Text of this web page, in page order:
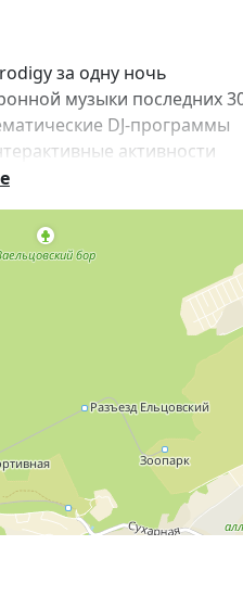
за одну ночь
музыки последних
DJ-программы
активности
для гостей
не просто вечеринка, а
объединения людей
2026
Новосибирск
prodigycon.ru/